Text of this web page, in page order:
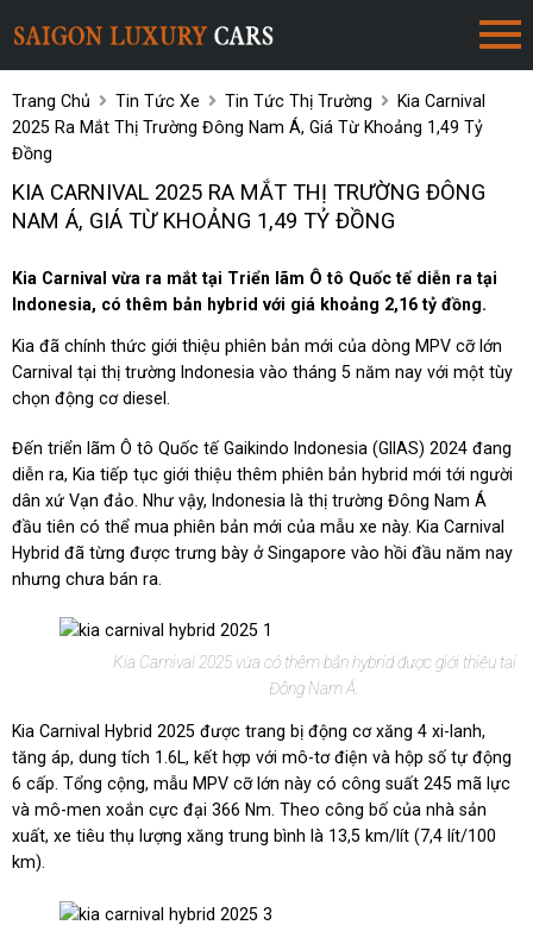
Trang Chủ Tin Tức Xe Tin Tức Thị Trường
Kia Carnival
2025 Ra Mắt Thị Trường Đông Nam Á, Giá Từ Khoảng 1,49 Tỷ
Đồng
KIA CARNIVAL 2025 RA MẮT THỊ TRƯỜNG ĐÔNG
NAM Á, GIÁ TỪ KHOẢNG 1,49 TỶ ĐỒNG
Kia Carnival vừa ra mắt tại Triển lãm Ô tô Quốc tế diễn ra tại
Indonesia, có thêm bản hybrid với giá khoảng 2,16 tỷ đồng.
Kia đã chính thức giới thiệu phiên bản mới của dòng MPV cỡ lớn
Carnival tại thị trường Indonesia vào tháng 5 năm nay với một tùy
chọn động cơ diesel.
Đến triển lãm Ô tô Quốc tế Gaikindo Indonesia (GIIAS) 2024 đang
diễn ra, Kia tiếp tục giới thiệu thêm phiên bản hybrid mới tới người
dân xứ Vạn đảo. Như vậy, Indonesia là thị trường Đông Nam Á
đầu tiên có thể mua phiên bản mới của mẫu xe này. Kia Carnival
Hybrid đã từng được trưng bày ở Singapore vào hồi đầu năm nay
nhưng chưa bán ra.
Kia Carnival 2025 vừa có thêm bản hybrid được giới thiệu tại
Đông Nam Á.
Kia Carnival Hybrid 2025 được trang bị động cơ xăng 4 xi-lanh,
tăng áp, dung tích 1.6L, kết hợp với mô-tơ điện và hộp số tự động
6 cấp. Tổng cộng, mẫu MPV cỡ lớn này có công suất 245 mã lực
và mô-men xoắn cực đại 366 Nm. Theo công bố của nhà sản
xuất, xe tiêu thụ lượng xăng trung bình là 13,5 km/lít (7,4 lít/100
km).